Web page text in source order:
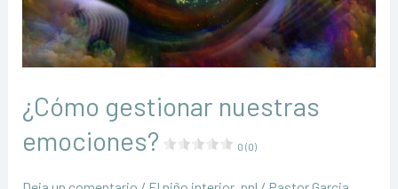
¿Cómo gestionar nuestras
emociones?
0 (0)